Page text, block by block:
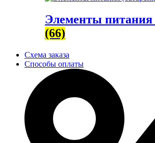
Элементы питания
(66)
Схема заказа
Способы оплаты